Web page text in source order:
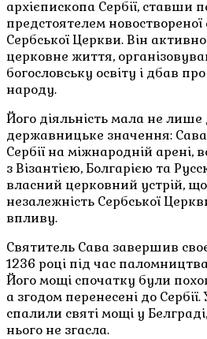
архієпископа Сербії, ставши
предстоятелем
Сербської Церкви. Він
церковне життя,
богословську освіту і дбав
народу.
Його діяльність мала не лише
державницьке значення:
Сербії на міжнародній арені,
з Візантією, Болгарією та
власний церковний устрій,
незалежність Сербської
впливу.
Святитель Сава завершив
1236 році під час
Його мощі спочатку були
а згодом перенесені до
спалили святі мощі у
нього не згасла.